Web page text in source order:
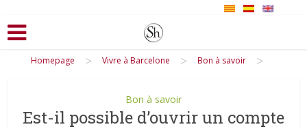
Homepage > Vivre à Barcelone > Bon à savoir >
Bon à savoir
Est-il possible d’ouvrir un compte